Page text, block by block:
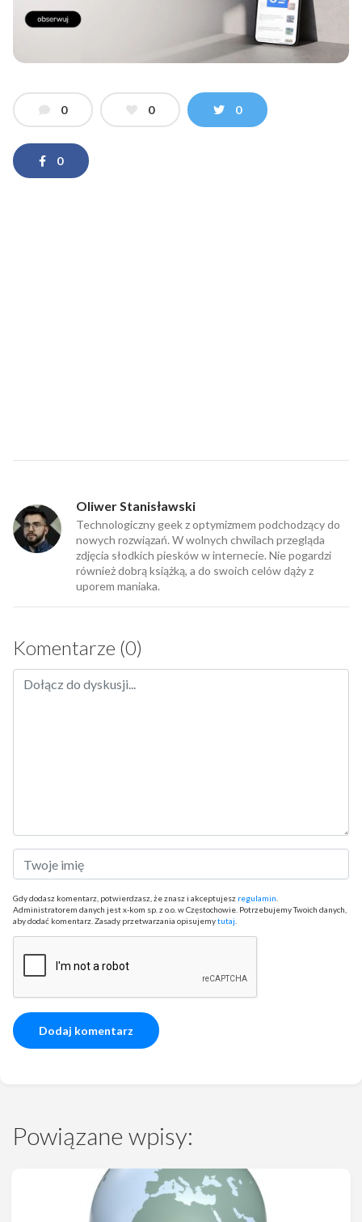
0 0 0
0
Oliwer Stanisławski
Technologiczny geek z optymizmem podchodzący do
nowych rozwiązań. W wolnych chwilach przegląda
zdjęcia słodkich piesków w internecie. Nie pogardzi
również dobrą książką, a do swoich celów dąży z
uporem maniaka.
Komentarze (0)
Gdy dodasz komentarz, potwierdzasz, że znasz i akceptujesz regulamin
Administratorem danych jest x-kom sp. z o.o. w Częstochowie. Potrzebujemy Twoich danych,
aby dodać komentarz. Zasady przetwarzania opisujemytutaj
Powiązane wpisy: